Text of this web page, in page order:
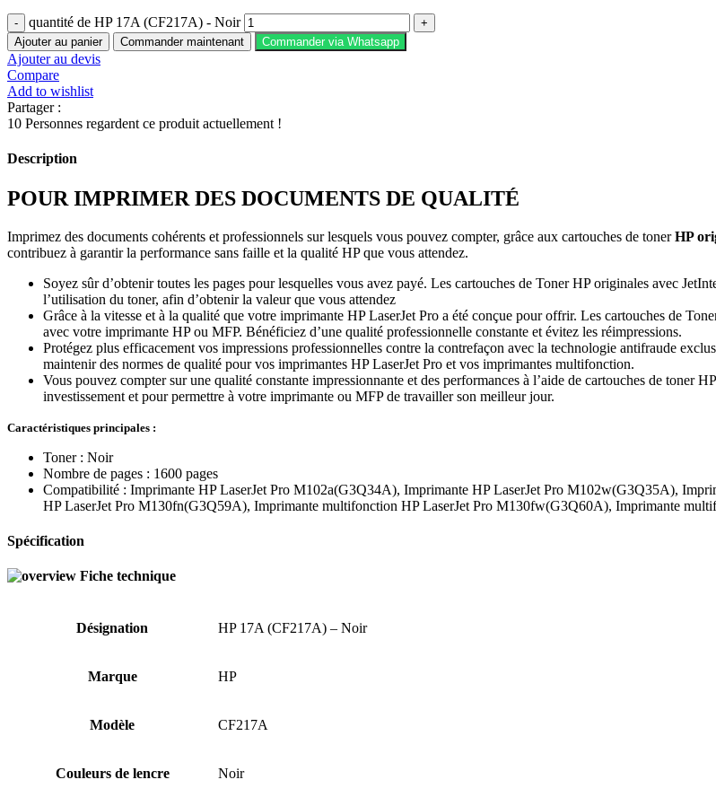
quantité de HP 17A (CF217A) - Noir
Ajouter au panier Commander maintenant Commander via Whatsapp
Ajouter au devis
Compare
Add to wishlist
Partager :
10 Personnes regardent ce produit actuellement !
Description
POUR IMPRIMER DES DOCUMENTS DE QUALITÉ
Imprimez des documents cohérents et professionnels sur lesquels vous pouvez compter, grâce aux cartouches de tonerHP
contribuez à garantir la performance sans faille et la qualité HP que vous attendez.
Soyez sûr d’obtenir toutes les pages pour lesquelles vous avez payé. Les cartouches de Toner HP originales avec
l’utilisation du toner, afin d’obtenir la valeur que vous attendez
Grâce à la vitesse et à la qualité que votre imprimante HP LaserJet Pro a été conçue pour offrir. Les cartouches de
avec votre imprimante HP ou MFP. Bénéficiez d’une qualité professionnelle constante et évitez les réimpressions.
Protégez plus efficacement vos impressions professionnelles contre la contrefaçon avec la technologie antifraude
maintenir des normes de qualité pour vos imprimantes HP LaserJet Pro et vos imprimantes multifonction.
Vous pouvez compter sur une qualité constante impressionnante et des performances à l’aide de cartouches de toner
investissement et pour permettre à votre imprimante ou MFP de travailler son meilleur jour.
Caractéristiques principales :
Toner : Noir
Nombre de pages : 1600 pages
Compatibilité : Imprimante HP LaserJet Pro M102a(G3Q34A), Imprimante HP LaserJet Pro M102w(G3Q35A),
HP LaserJet Pro M130fn(G3Q59A), Imprimante multifonction HP LaserJet Pro M130fw(G3Q60A), Imprimante
Spécification
Fiche technique
Désignation HP 17A (CF217A) – Noir
Marque HP
Modèle CF217A
Couleurs de lencre Noir